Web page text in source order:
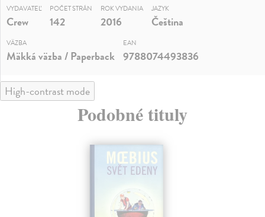
VYDAVATEĽ
Crew
POČET STRÁN
142
ROK VYDANIA
2016
JAZYK
Čeština
VÄZBA
Mäkká väzba / Paperback
EAN
9788074493836
High-contrast mode
Podobné tituly